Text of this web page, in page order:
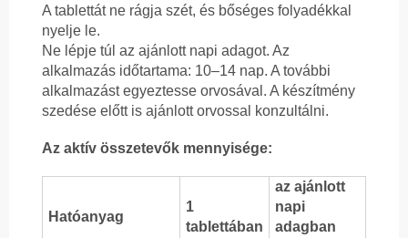
A tablettát ne rágja szét, és bőséges folyadékkal
nyelje le.
Ne lépje túl az ajánlott napi adagot. Az
alkalmazás időtartama: 10–14 nap. A további
alkalmazást egyeztesse orvosával. A készítmény
szedése előtt is ajánlott orvossal konzultálni.
Az aktív összetevők mennyisége:
Hatóanyag
1
tablettában
az ajánlott
napi
adagban